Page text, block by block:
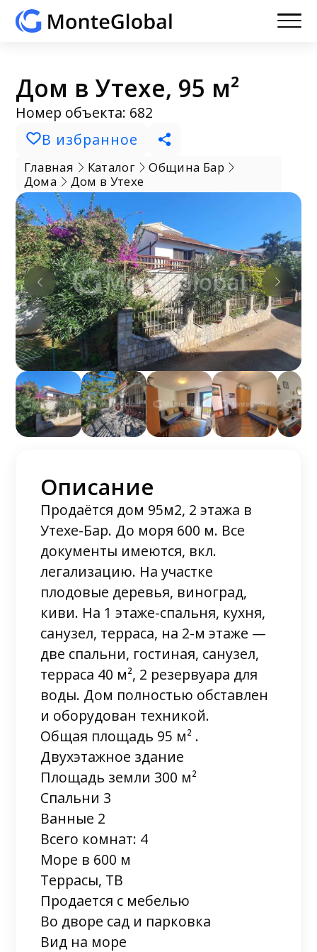
Дом в Утехе, 95 м²
Номер объекта: 682
В избранное
Главная Каталог
Община Бар
Дома
Дом в Утехе
Описание
Продаётся дом 95м2, 2 этажа в
Утехе-Бар. До моря 600 м. Все
документы имеются, вкл.
легализацию. На участке
плодовые деревья, виноград,
киви. На 1 этаже-спальня, кухня,
санузел, терраса, на 2-м этаже —
две спальни, гостиная, санузел,
терраса 40 м², 2 резервуара для
воды. Дом полностью обставлен
и оборудован техникой.
Общая площадь 95 м² .
Двухэтажное здание
Площадь земли 300 м²
Спальни 3
Ванные 2
Всего комнат: 4
Море в 600 м
Террасы, ТВ
Продается с мебелью
Во дворе сад и парковка
Вид на море